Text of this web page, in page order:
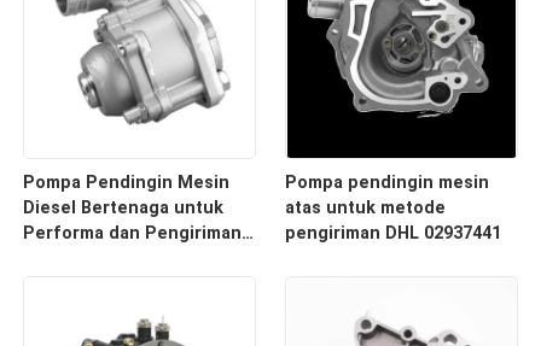
Pompa Pendingin Mesin
Diesel Bertenaga untuk
Performa dan Pengiriman
Pompa pendingin mesin
atas untuk metode
pengiriman DHL 02937441